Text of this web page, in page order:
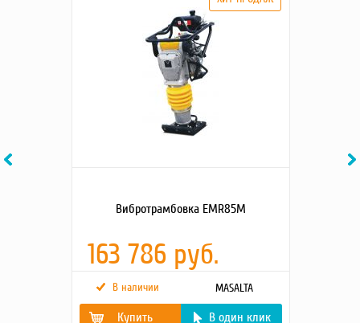
Previous
Вибротрамбовка EMR85M
163 786 руб.
В наличии MASALTA
Купить В один клик